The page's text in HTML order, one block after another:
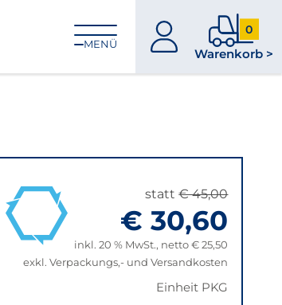
MENÜ
zum
0
Warenkorb >
0
im
statt€ 45,00
€ 30,60
inkl. 20 % MwSt., netto € 25,50
exkl. Verpackungs,- und Versandkosten
Einheit PKG